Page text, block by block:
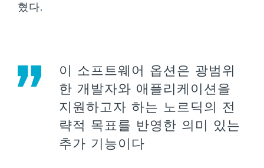
혔다.
이 소프트웨어 옵션은 광범위
한 개발자와 애플리케이션을
지원하고자 하는 노르딕의 전
략적 목표를 반영한 의미 있는
추가 기능이다